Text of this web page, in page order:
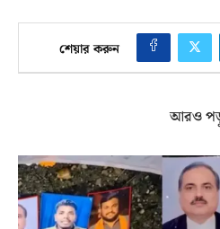
শেয়ার করুন
আরও